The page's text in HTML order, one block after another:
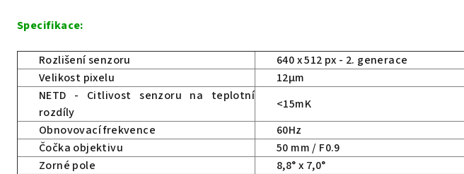
Specifikace:
Rozlišení senzoru
640 x 512 px - 2. generace
Velikost pixelu
12µm
NETD - Citlivost senzoru na teplotní
rozdíly
<15mK
Obnovovací frekvence
60Hz
Čočka objektivu
50 mm / F0.9
Zorné pole
8,8° x 7,0°